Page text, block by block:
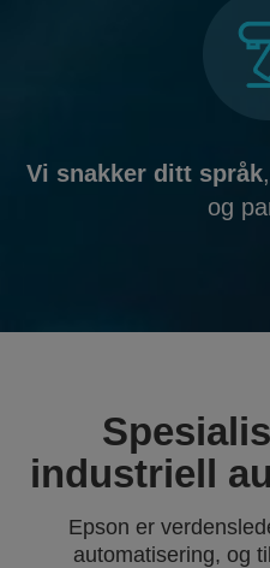
Vi snakker ditt språk
og
industriell
Epson er
automatisering, og